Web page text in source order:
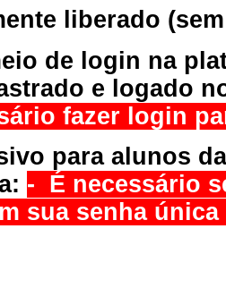
liberado
de login na
e logado
fazer login
para alunos
- É necessário
sua senha